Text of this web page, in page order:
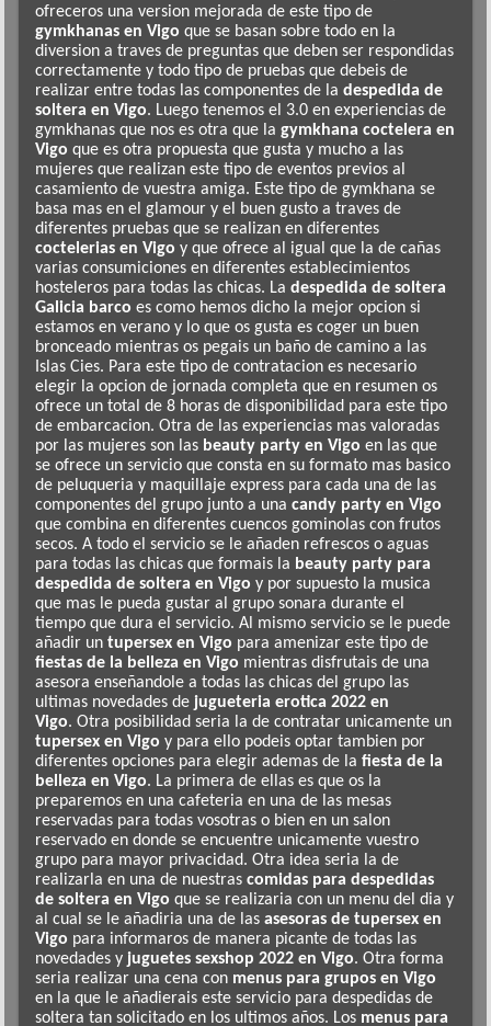
ofreceros una version mejorada de este tipo de
gymkhanas en Vigo que se basan sobre todo en la
diversion a traves de preguntas que deben ser respondidas
correctamente y todo tipo de pruebas que debeis de
realizar entre todas las componentes de ladespedida de
soltera en Vigo. Luego tenemos el 3.0 en experiencias de
gymkhanas que nos es otra que lagymkhana coctelera en
Vigo que es otra propuesta que gusta y mucho a las
mujeres que realizan este tipo de eventos previos al
casamiento de vuestra amiga. Este tipo de gymkhana se
basa mas en el glamour y el buen gusto a traves de
diferentes pruebas que se realizan en diferentes
coctelerias en Vigo y que ofrece al igual que la de cañas
varias consumiciones en diferentes establecimientos
hosteleros para todas las chicas. Ladespedida de soltera
Galicia barco es como hemos dicho la mejor opcion si
estamos en verano y lo que os gusta es coger un buen
bronceado mientras os pegais un baño de camino a las
Islas Cies. Para este tipo de contratacion es necesario
elegir la opcion de jornada completa que en resumen os
ofrece un total de 8 horas de disponibilidad para este tipo
de embarcacion. Otra de las experiencias mas valoradas
por las mujeres son las beauty party en Vigo en las que
se ofrece un servicio que consta en su formato mas basico
de peluqueria y maquillaje express para cada una de las
componentes del grupo junto a unacandy party en Vigo
que combina en diferentes cuencos gominolas con frutos
secos. A todo el servicio se le añaden refrescos o aguas
para todas las chicas que formais la beauty party para
despedida de soltera en Vigo y por supuesto la musica
que mas le pueda gustar al grupo sonara durante el
tiempo que dura el servicio. Al mismo servicio se le puede
añadir un tupersex en Vigo para amenizar este tipo de
fiestas de la belleza en Vigo mientras disfrutais de una
asesora enseñandole a todas las chicas del grupo las
ultimas novedades de jugueteria erotica 2022 en
Vigo. Otra posibilidad seria la de contratar unicamente un
tupersex en Vigo y para ello podeis optar tambien por
diferentes opciones para elegir ademas de lafiesta de la
belleza en Vigo. La primera de ellas es que os la
preparemos en una cafeteria en una de las mesas
reservadas para todas vosotras o bien en un salon
reservado en donde se encuentre unicamente vuestro
grupo para mayor privacidad. Otra idea seria la de
realizarla en una de nuestrascomidas para despedidas
de soltera en Vigo que se realizaria con un menu del dia y
al cual se le añadiria una de lasasesoras de tupersex en
Vigo para informaros de manera picante de todas las
novedades y juguetes sexshop 2022 en Vigo. Otra forma
seria realizar una cena con menus para grupos en Vigo
en la que le añadierais este servicio para despedidas de
soltera tan solicitado en los ultimos años. Los menus para